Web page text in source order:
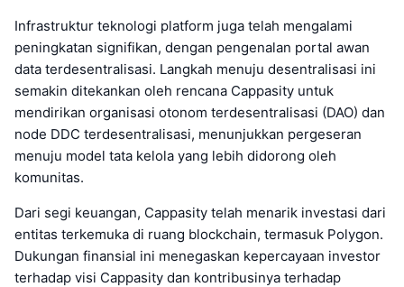
Infrastruktur teknologi platform juga telah mengalami
peningkatan signifikan, dengan pengenalan portal awan
data terdesentralisasi. Langkah menuju desentralisasi ini
semakin ditekankan oleh rencana Cappasity untuk
mendirikan organisasi otonom terdesentralisasi (DAO) dan
node DDC terdesentralisasi, menunjukkan pergeseran
menuju model tata kelola yang lebih didorong oleh
komunitas.
Dari segi keuangan, Cappasity telah menarik investasi dari
entitas terkemuka di ruang blockchain, termasuk Polygon.
Dukungan finansial ini menegaskan kepercayaan investor
terhadap visi Cappasity dan kontribusinya terhadap